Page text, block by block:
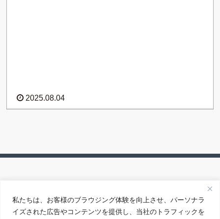
私たちは、お客様のブラウジング体験を向上させ、パーソナラ
イズされた広告やコンテンツを提供し、当社のトラフィックを
2025.08.04
アクセス